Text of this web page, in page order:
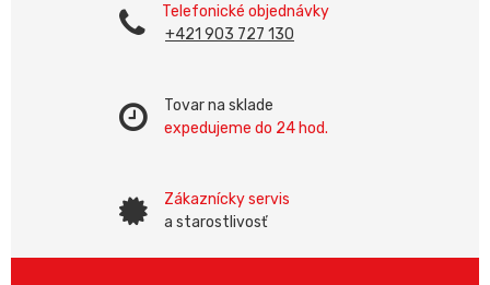
Telefonické objednávky
+421 903 727 130
Tovar na sklade
expedujeme do 24 hod.
Zákaznícky servis
a starostlivosť